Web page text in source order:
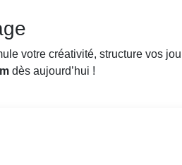
votre créativité, structure vos
dès aujourd’hui !